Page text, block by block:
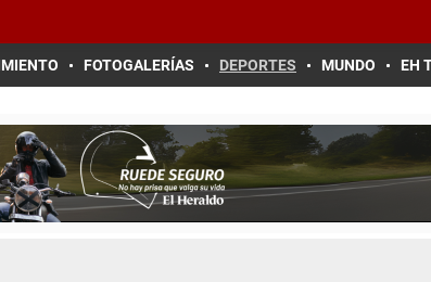
FOTOGALERÍAS DEPORTES MUNDO EH